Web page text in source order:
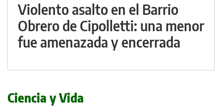
Violento asalto en el Barrio
Obrero de Cipolletti: una menor
fue amenazada y encerrada
Ciencia y Vida